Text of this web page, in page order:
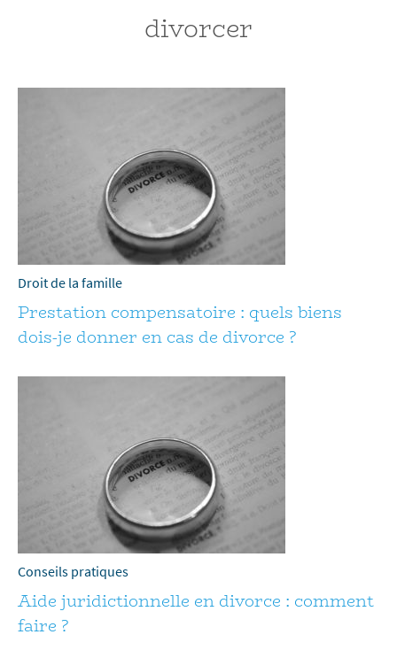
divorcer
Droit de la famille
Prestation compensatoire : quels biens
dois-je donner en cas de divorce ?
Conseils pratiques
Aide juridictionnelle en divorce : comment
faire ?